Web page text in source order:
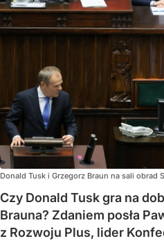
Donald Tusk i Grzegorz Braun na sali obrad
Czy Donald Tusk gra na
Brauna? Zdaniem posła
z Rozwoju Plus, lider